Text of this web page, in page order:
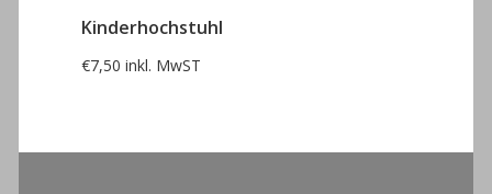
Kinderhochstuhl
€7,50 inkl. MwST